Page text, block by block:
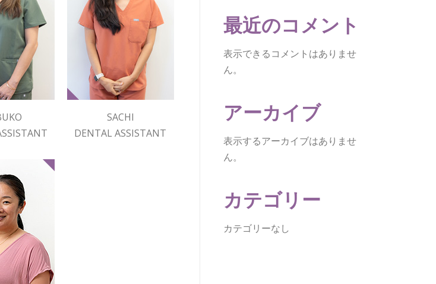
SACHI
DENTAL ASSISTANT
最近のコメント
表示できるコメントはありませ
ん。
アーカイブ
表示するアーカイブはありませ
ん。
カテゴリー
カテゴリーなし